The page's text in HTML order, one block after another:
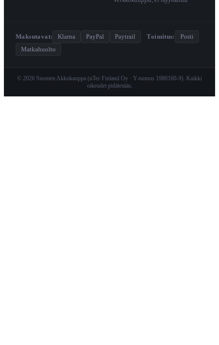
Maksutavat: Klarna PayPal Paytrail · Toimitus:
Posti
Matkahuolto
© 2026 Suomen Akkukauppa (nTec Finland Oy · Y-tunnus 1980160-9). Kaikki
oikeudet pidätetään.